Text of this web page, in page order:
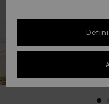
PRESENTE